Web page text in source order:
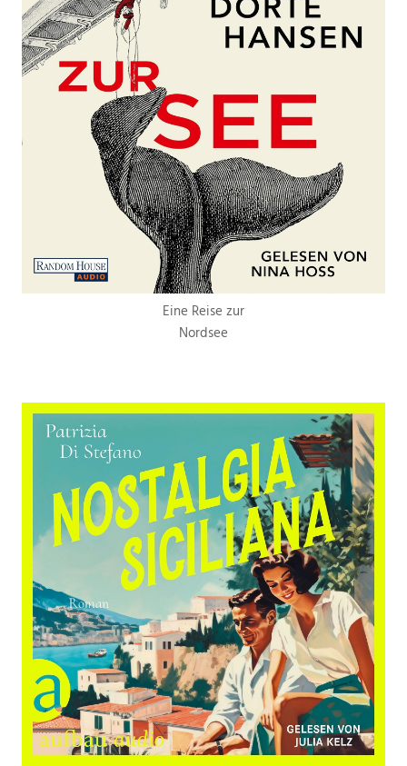
Eine Reise zur
Nordsee